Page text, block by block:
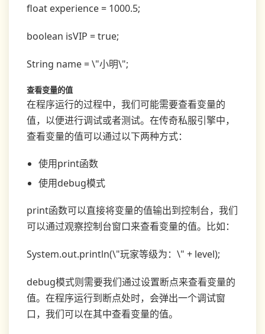
float experience = 1000.5;
boolean isVIP = true;
String name = \"小明\";
查看变量的值
在程序运行的过程中，我们可能需要查看变量的
值，以便进行调试或者测试。在传奇私服引擎中，
查看变量的值可以通过以下两种方式：
使用print函数
使用debug模式
print函数可以直接将变量的值输出到控制台，我们
可以通过观察控制台窗口来查看变量的值。比如：
System.out.println(\"玩家等级为：\" + level);
debug模式则需要我们通过设置断点来查看变量的
值。在程序运行到断点处时，会弹出一个调试窗
口，我们可以在其中查看变量的值。